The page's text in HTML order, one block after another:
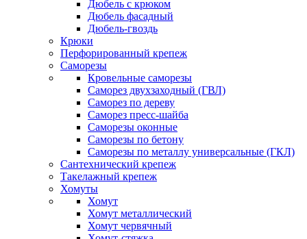
Дюбель с крюком
Дюбель фасадный
Дюбель-гвоздь
Крюки
Перфорированный крепеж
Саморезы
Кровельные саморезы
Саморез двухзаходный (ГВЛ)
Саморез по дереву
Саморез пресс-шайба
Саморезы оконные
Саморезы по бетону
Саморезы по металлу универсальные (ГКЛ)
Сантехнический крепеж
Такелажный крепеж
Хомуты
Хомут
Хомут металлический
Хомут червячный